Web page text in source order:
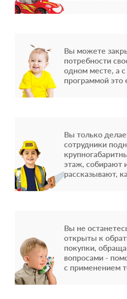
Вы можете
потребности
одном месте, а
программой
Вы только
сотрудники
этаж, собирают
рассказывают,
Вы не
открыты к
покупки,
вопросами -
с применением